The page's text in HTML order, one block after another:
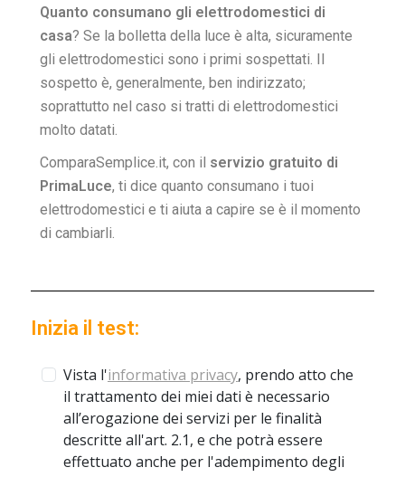
Quanto consumano gli elettrodomestici di
casa? Se la bolletta della luce è alta, sicuramente
gli elettrodomestici sono i primi sospettati. Il
sospetto è, generalmente, ben indirizzato;
soprattutto nel caso si tratti di elettrodomestici
molto datati.
ComparaSemplice.it, con il servizio gratuito di
PrimaLuce, ti dice quanto consumano i tuoi
elettrodomestici e ti aiuta a capire se è il momento
di cambiarli.
Inizia il test: